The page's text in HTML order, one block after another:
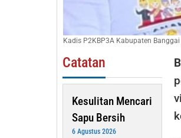
Kadis P2KBP3A Kabupaten
Catatan
Kesulitan Mencari
Sapu Bersih
6 Agustus 2026